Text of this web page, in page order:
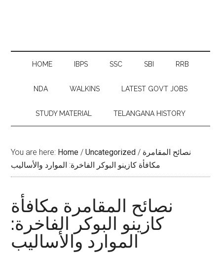
HOME IBPS SSC SBI RRB
NDA WALKINS LATEST GOVT JOBS
STUDY MATERIAL TELANGANA HISTORY
You are here: Home / Uncategorized /
مكافأة كازينو البوكر الفاخرة: الموارد والأساليب
نصائح المقامرة مكافأة
كازينو البوكر الفاخرة:
الموارد والأساليب